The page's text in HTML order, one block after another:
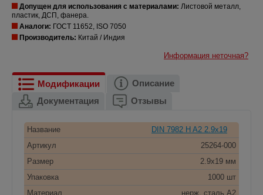
Допущен для использования с материалами: Листовой металл,
пластик, ДСП, фанера.
Аналоги: ГОСТ 11652, ISO 7050
Производитель: Китай / Индия
Информация неточная?
Модификации
Описание
Документация
Отзывы
Название
DIN 7982 H A2 2.9x19
Артикул
25264-000
Размер
2.9x19 мм
Упаковка
1000 шт
Материал
нерж. сталь A2